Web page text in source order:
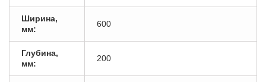
Ширина,
мм:
600
Глубина,
мм:
200